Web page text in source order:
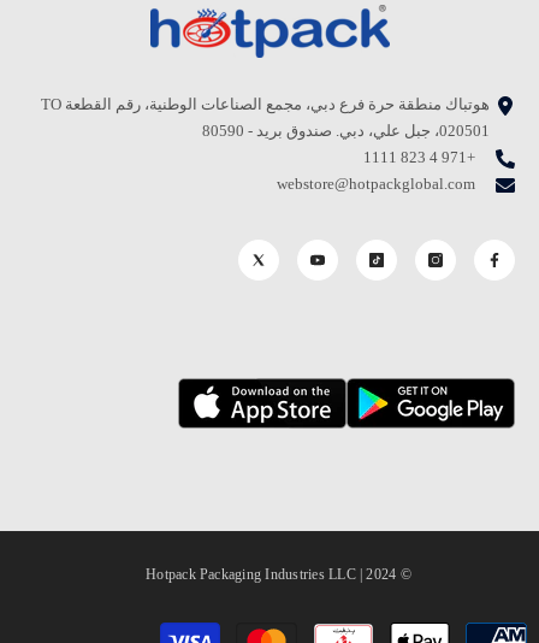
هوتباك منطقة حرة فرع دبي، مجمع الصناعات الوطنية، رقم القطعة TO
020501، جبل علي، دبي. صندوق بريد - 80590
+971 4 823 1111
webstore@hotpackglobal.com
© 2024 | Hotpack Packaging Industries LLC
طرق